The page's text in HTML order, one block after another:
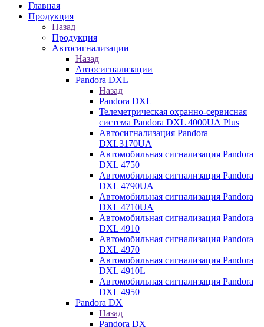
Главная
Продукция
Назад
Продукция
Автосигнализации
Назад
Автосигнализации
Pandora DXL
Назад
Pandora DXL
Телеметрическая охранно-сервисная
система Pandora DXL 4000UA Plus
Автосигнализация Pandora
DXL3170UA
Автомобильная сигнализация Pandora
DXL 4750
Автомобильная сигнализация Pandora
DXL 4790UA
Автомобильная сигнализация Pandora
DXL 4710UA
Автомобильная сигнализация Pandora
DXL 4910
Автомобильная сигнализация Pandora
DXL 4970
Автомобильная сигнализация Pandora
DXL 4910L
Автомобильная сигнализация Pandora
DXL 4950
Pandora DX
Назад
Pandora DX